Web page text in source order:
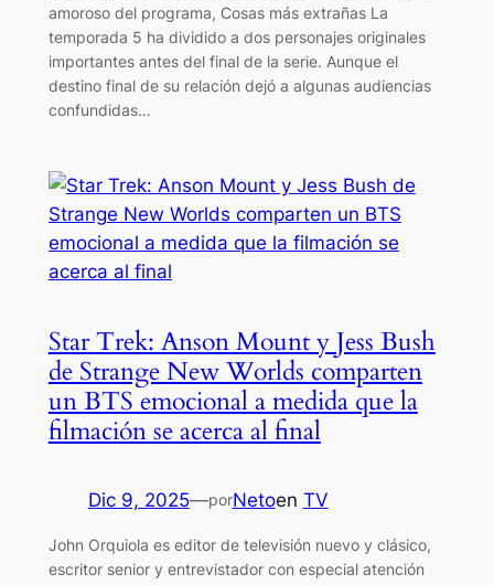
amoroso del programa, Cosas más extrañas La
temporada 5 ha dividido a dos personajes originales
importantes antes del final de la serie. Aunque el
destino final de su relación dejó a algunas audiencias
confundidas…
Star Trek: Anson Mount y Jess Bush
de Strange New Worlds comparten
un BTS emocional a medida que la
filmación se acerca al final
Dic 9, 2025—porNetoen TV
John Orquiola es editor de televisión nuevo y clásico,
escritor senior y entrevistador con especial atención